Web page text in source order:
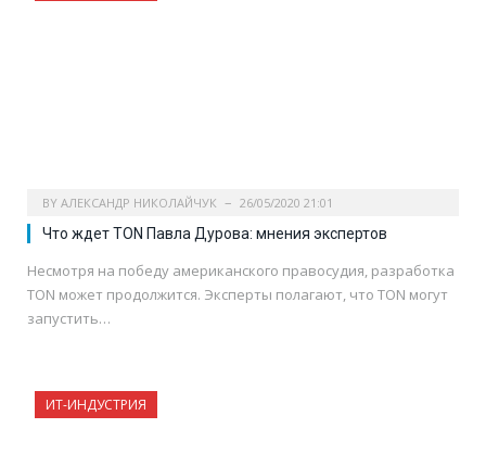
BY АЛЕКСАНДР НИКОЛАЙЧУК 26/05/2020 21:01
Что ждет TON Павла Дурова: мнения экспертов
Несмотря на победу американского правосудия, разработка
TON может продолжится. Эксперты полагают, что TON могут
запустить…
ИТ-ИНДУСТРИЯ